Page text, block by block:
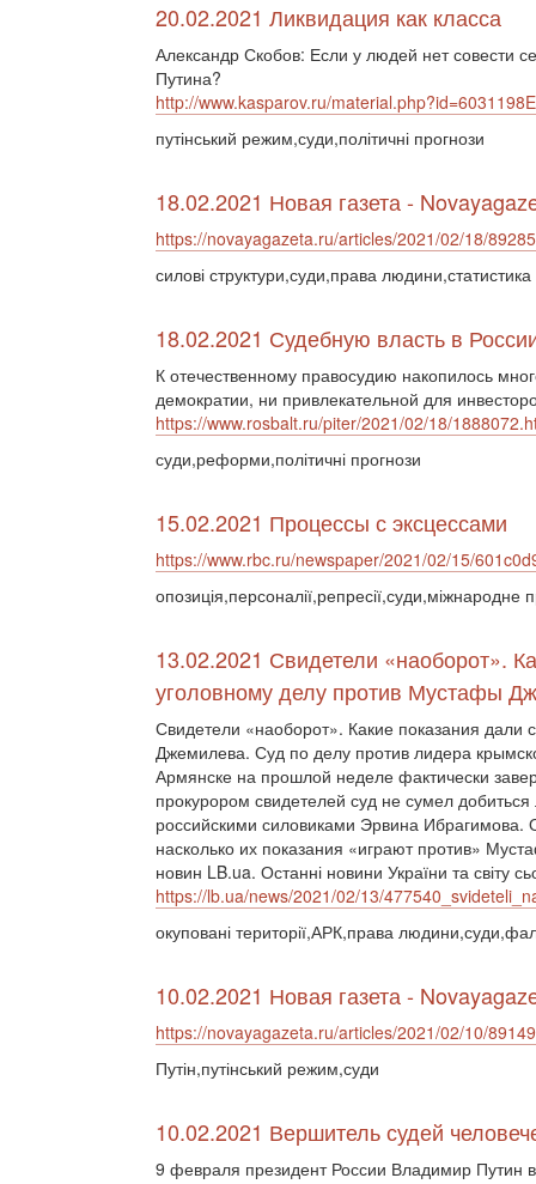
20.02.2021 Ликвидация как класса
Александр Скобов: Если у людей нет совести
Путина?
http://www.kasparov.ru/
путінський режим,суди,політичні прогнози
18.02.2021 Новая газета -
https://novayagazeta.ru/articles/2021/02/18/
силові структури,суди,права людини,статистика
18.02.2021 Судебную власть в
К отечественному правосудию накопилось
демократии, ни привлекательной для
https://www.rosbalt.ru/piter/2021/02/18/
суди,реформи,політичні прогнози
15.02.2021 Процессы с эксцессами
https://www.rbc.ru/newspaper/2021/02/15/
опозиція,персоналії,репресії,суди,міжнародне
13.02.2021 Свидетели «наоборот».
уголовному делу против Мустафы
Свидетели «наоборот». Какие показания
Джемилева. Суд по делу против лидера
Армянске на прошлой неделе фактически
прокурором свидетелей суд не сумел
российскими силовиками Эрвина
насколько их показания «играют против»
новин LB.ua. Останні новини України та світу
https://lb.ua/news/2021/02/13/
окуповані території,АРК,права
10.02.2021 Новая газета -
https://novayagazeta.ru/articles/2021/02/10/
Путін,путінський режим,суди
10.02.2021 Вершитель судей
9 февраля президент России Владимир Путин